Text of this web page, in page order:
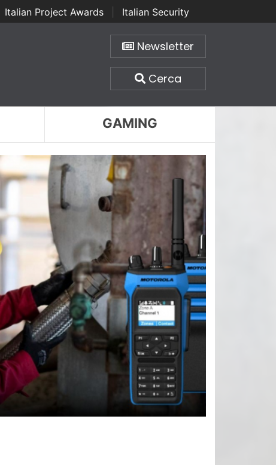
Italian Project Awards
Italian Security
Newsletter
Cerca
GAMING